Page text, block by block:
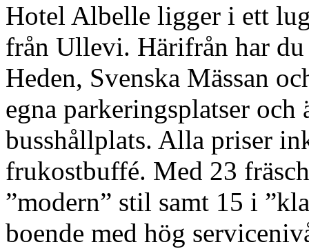
Hotel Albelle ligger i ett
från Ullevi. Härifrån har
Heden, Svenska Mässan
egna parkeringsplatser
busshållplats. Alla priser
frukostbuffé. Med 23
”modern” stil samt 15 i
boende med hög